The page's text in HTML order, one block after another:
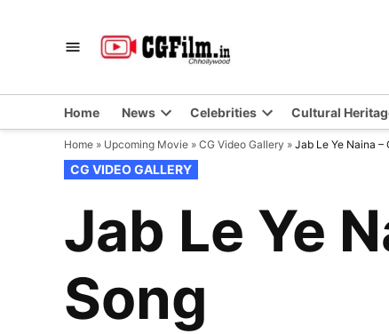
Home News Celebrities Cultural
Home » Upcoming Movie » CG Video Gallery » Jab Le Ye Naina –
POSTED
IN
CG VIDEO GALLERY
Jab Le Ye
Song